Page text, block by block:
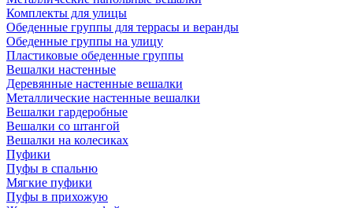
Комплекты для улицы
Обеденные группы для террасы и веранды
Обеденные группы на улицу
Пластиковые обеденные группы
Вешалки настенные
Деревянные настенные вешалки
Металлические настенные вешалки
Вешалки гардеробные
Вешалки со штангой
Вешалки на колесиках
Пуфики
Пуфы в спальню
Мягкие пуфики
Пуфы в прихожую